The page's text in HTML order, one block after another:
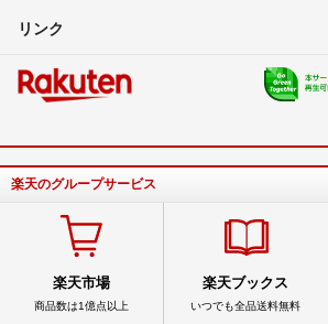
リンク
楽天のグループサービス
楽天市場
商品数は1億点以上
楽天ブックス
いつでも全品送料無料